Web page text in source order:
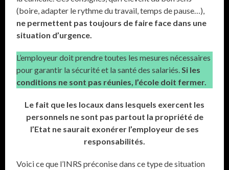
(boire, adapter le rythme du travail, temps de pause…),
ne permettent pas toujours de faire face dans une
situation d’urgence.
L’employeur doit prendre toutes les mesures nécessaires
pour garantir la sécurité et la santé des salariés. Si les
conditions ne sont pas réunies, l’école doit fermer.
Le fait que les locaux dans lesquels exercent les
personnels ne sont pas partout la propriété de
l’Etat ne saurait exonérer l’employeur de ses
responsabilités.
Voici ce que l’INRS préconise dans ce type de situation